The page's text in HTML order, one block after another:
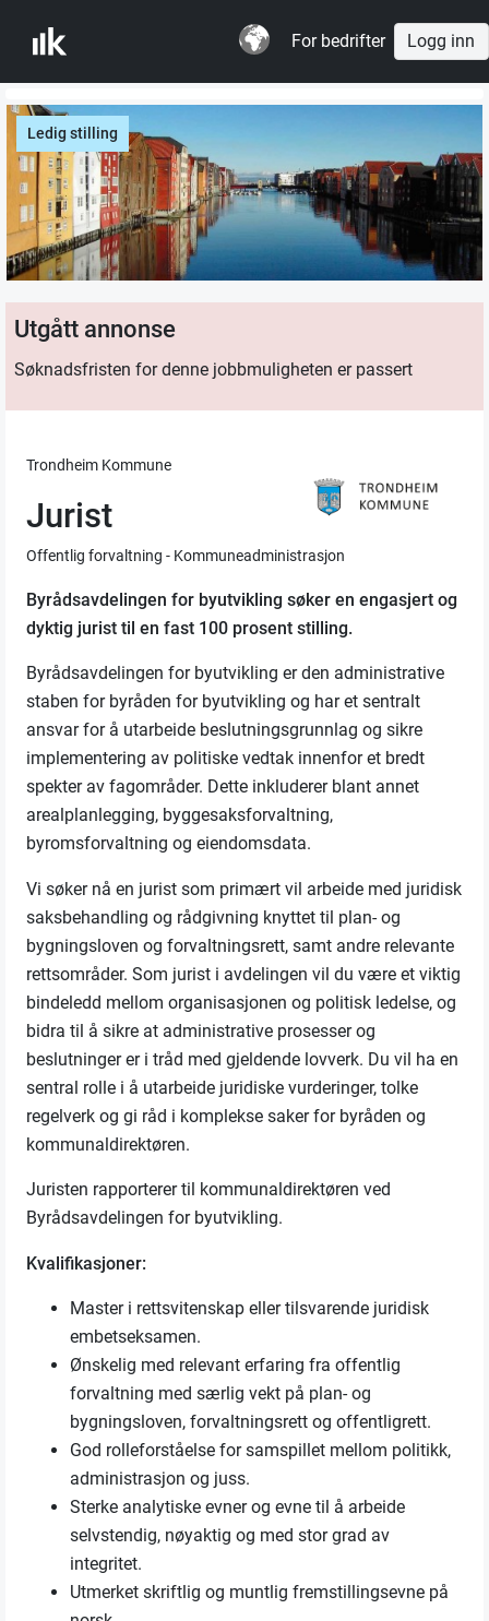
For bedrifter Logg inn
Ledig stilling
Utgått annonse
Søknadsfristen for denne jobbmuligheten er passert
Trondheim Kommune
Jurist
Offentlig forvaltning - Kommuneadministrasjon
Byrådsavdelingen for byutvikling søker en engasjert og
dyktig jurist til en fast 100 prosent stilling.
Byrådsavdelingen for byutvikling er den administrative
staben for byråden for byutvikling og har et sentralt
ansvar for å utarbeide beslutningsgrunnlag og sikre
implementering av politiske vedtak innenfor et bredt
spekter av fagområder. Dette inkluderer blant annet
arealplanlegging, byggesaksforvaltning,
byromsforvaltning og eiendomsdata.
Vi søker nå en jurist som primært vil arbeide med juridisk
saksbehandling og rådgivning knyttet til plan- og
bygningsloven og forvaltningsrett, samt andre relevante
rettsområder. Som jurist i avdelingen vil du være et viktig
bindeledd mellom organisasjonen og politisk ledelse, og
bidra til å sikre at administrative prosesser og
beslutninger er i tråd med gjeldende lovverk. Du vil ha en
sentral rolle i å utarbeide juridiske vurderinger, tolke
regelverk og gi råd i komplekse saker for byråden og
kommunaldirektøren.
Juristen rapporterer til kommunaldirektøren ved
Byrådsavdelingen for byutvikling.
Kvalifikasjoner:
Master i rettsvitenskap eller tilsvarende juridisk
embetseksamen.
Ønskelig med relevant erfaring fra offentlig
forvaltning med særlig vekt på plan- og
bygningsloven, forvaltningsrett og offentligrett.
God rolleforståelse for samspillet mellom politikk,
administrasjon og juss.
Sterke analytiske evner og evne til å arbeide
selvstendig, nøyaktig og med stor grad av
integritet.
Utmerket skriftlig og muntlig fremstillingsevne på